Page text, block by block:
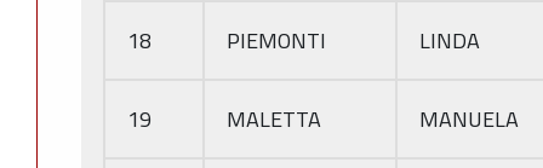
18 PIEMONTI LINDA
19 MALETTA MANUELA